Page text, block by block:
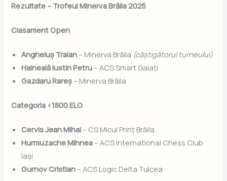
Rezultate – Trofeul Minerva Brăila 2025
Clasament Open
Angheluș Traian – Minerva Brăila (câștigătorul turneului)
Haineală Iustin Petru – ACS Smart Galați
Gazdaru Rareș – Minerva Brăila
Categoria <1800 ELO
Cervis Jean Mihai – CS Micul Prinț Brăila
Hurmuzache Mihnea – ACS International Chess Club
Iași
Gurnov Cristian – ACS Logic Delta Tulcea